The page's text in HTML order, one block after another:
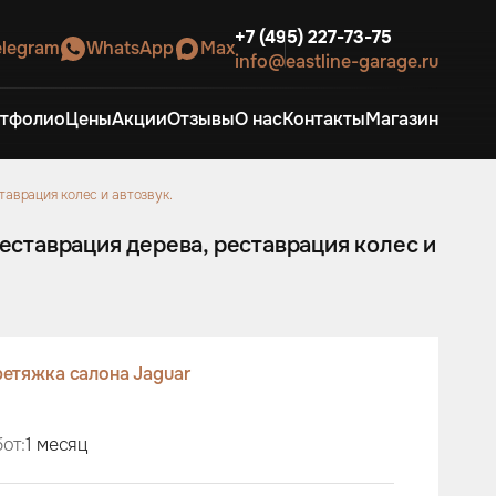
WhatsApp Max+7 (495) 227-73-75
info@eastline-garage.ru
ЦеныАкцииОтзывыО насКонтактыМагазин
колес и автозвук.
дерева, реставрация колес и
салона Jaguar
1 месяц